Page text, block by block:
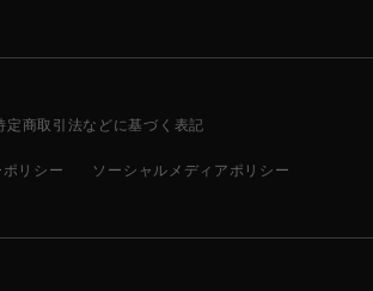
定商取引法などに基づく表記
リシー ソーシャルメディアポリシー